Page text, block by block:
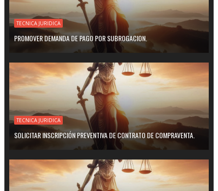
TECNICA JURIDICA
PROMOVER DEMANDA DE PAGO POR SUBROGACION.
TECNICA JURIDICA
SOLICITAR INSCRIPCIÓN PREVENTIVA DE CONTRATO DE COMPRAVENTA.